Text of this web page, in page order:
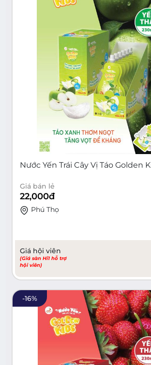
Nước Yến Trái Cây Vị Táo Golden
Giá bán lẻ
22,000đ
Phú Thọ
Giá hội viên
(Giá sàn Hi1 hỗ trợ
hội viên)
-16%